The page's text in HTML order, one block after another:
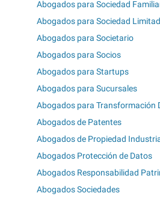
Abogados para Sociedad
Abogados para Sociedad
Abogados para Societario
Abogados para Socios
Abogados para Startups
Abogados para Sucursales
Abogados para Transformación
Abogados de Patentes
Abogados de Propiedad
Abogados Protección de Datos
Abogados Responsabilidad
Abogados Sociedades